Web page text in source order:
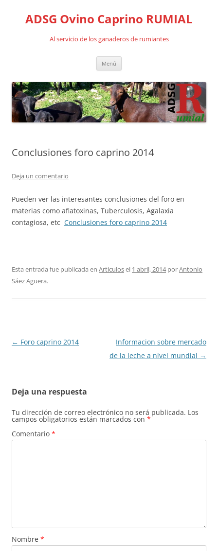
contenido
ADSG Ovino Caprino RUMIAL
Al servicio de los ganaderos de rumiantes
Menú
Conclusiones foro caprino 2014
Deja un comentario
Pueden ver las interesantes conclusiones del foro en
materias como aflatoxinas, Tuberculosis, Agalaxia
contagiosa, etc Conclusiones foro caprino 2014
Esta entrada fue publicada en Artículosel 1 abril, 2014porAntonio
Sáez Aguera.
Navegación
← Foro caprino 2014
Informacion sobre mercado
de la leche a nivel mundial →
Deja una respuesta
Tu dirección de correo electrónico no será publicada. Los
campos obligatorios están marcados con *
Comentario *
Nombre *